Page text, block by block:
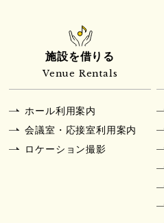
施設を借りる
Venue Rentals
ホール利用案内
会議室・応接室利用案内
ロケーション撮影